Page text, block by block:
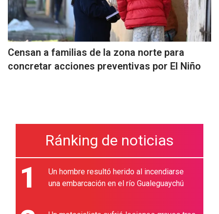
Censan a familias de la zona norte para
concretar acciones preventivas por El Niño
Ránking de noticias
1
Un hombre resultó herido al incendiarse
una embarcación en el río Gualeguaychú